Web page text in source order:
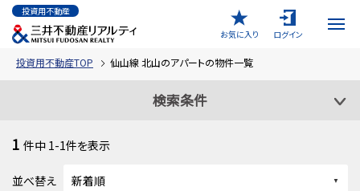
投資用不動産
お気に入り
ログイン
投資用不動産TOP 仙山線 北山のアパートの物件一覧
検索条件
1 件中 1-1件を表示
並べ替え